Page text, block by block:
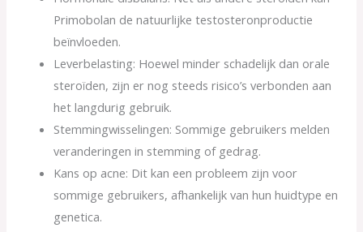
Primobolan de natuurlijke testosteronproductie
beïnvloeden.
Leverbelasting: Hoewel minder schadelijk dan orale
steroïden, zijn er nog steeds risico’s verbonden aan
het langdurig gebruik.
Stemmingwisselingen: Sommige gebruikers melden
veranderingen in stemming of gedrag.
Kans op acne: Dit kan een probleem zijn voor
sommige gebruikers, afhankelijk van hun huidtype en
genetica.